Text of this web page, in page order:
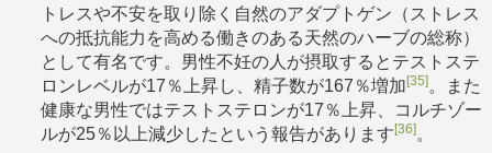
トレスや不安を取り除く自然のアダプトゲン（ストレス
への抵抗能力を高める働きのある天然のハーブの総称）
として有名です。男性不妊の人が摂取するとテストステ
ロンレベルが17％上昇し、精子数が167％増加[35]。また
健康な男性ではテストステロンが17％上昇、コルチゾー
ルが25％以上減少したという報告があります[36]。